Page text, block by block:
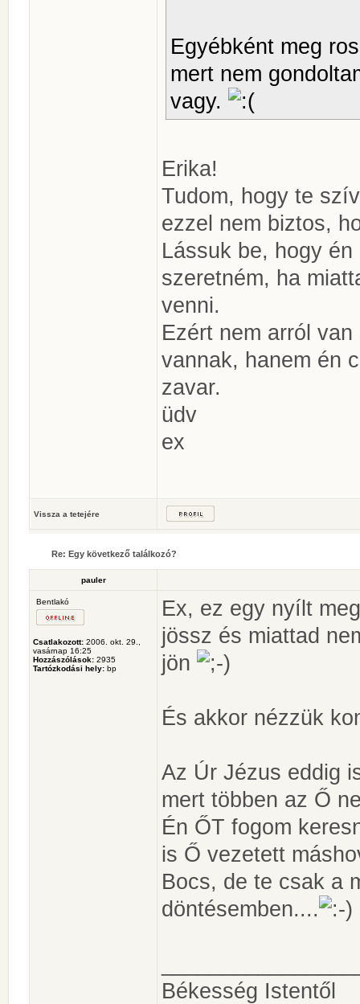
Egyébként meg
mert nem
vagy.
Erika!
Tudom, hogy te
ezzel nem biztos,
Lássuk be, hogy
szeretném, ha
venni.
Ezért nem arról
vannak, hanem én
zavar.
üdv
ex
Vissza a tetejére
Re: Egy következő találkozó?
pauler
Bentlakó
Csatlakozott: 2006. okt. 29.,
vasárnap 16:25
Hozzászólások: 2935
Tartózkodási hely: bp
Ex, ez egy nyílt
jössz és miattad
jön
És akkor nézzük
Az Úr Jézus eddig
mert többen az Ő
Én ŐT fogom
is Ő vezetett
Bocs, de te csak a
döntésemben....
Békesség Istentől